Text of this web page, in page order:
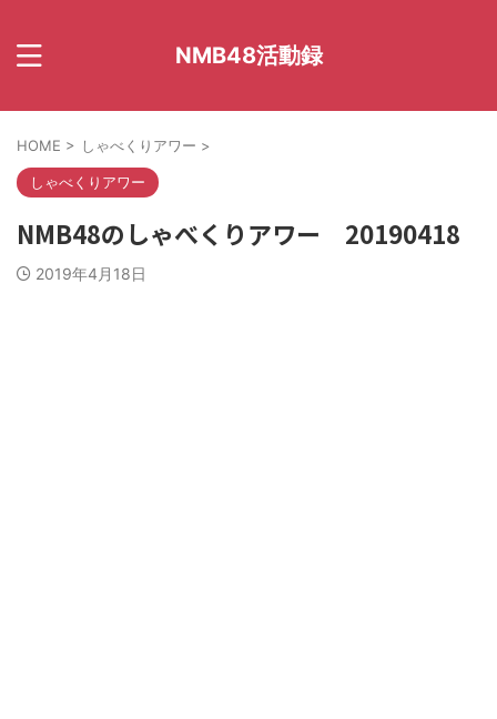
NMB48活動録
HOME > しゃべくりアワー >
しゃべくりアワー
NMB48のしゃべくりアワー 20190418
2019年4月18日